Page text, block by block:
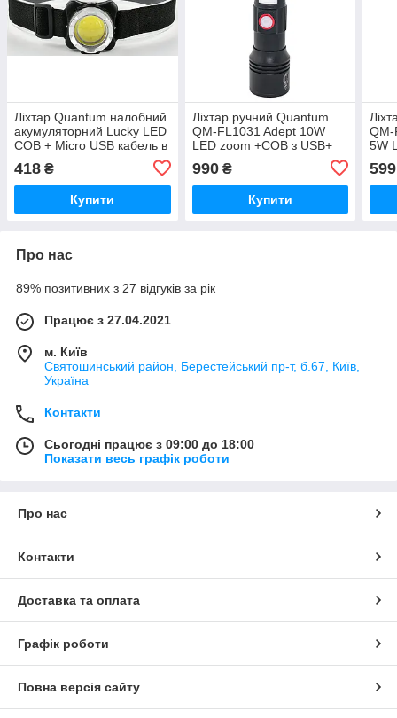
Ліхтар Quantum налобний
акумуляторний Lucky LED
COB + Мicro USB кабель в
418 ₴
Купити
Ліхтар ручний Quantum
QM-FL1031 Adept 10W
LED zoom +COB з USB+
990₴
Купити
5W
599
Про нас
89% позитивних з 27 відгуків за рік
Працює з 27.04.2021
м. Київ
Святошинський район, Берестейський пр-т, б.67, Київ,
Україна
Контакти
Сьогодні працює з 09:00 до 18:00
Показати весь графік роботи
Про нас
Контакти
Доставка та оплата
Графік роботи
Повна версія сайту